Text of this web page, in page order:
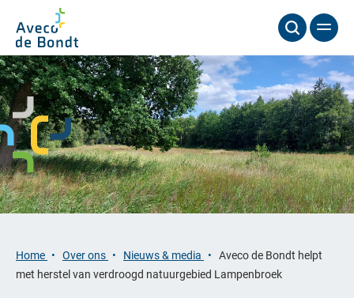
Home Over ons Nieuws & media
Aveco de Bondt helpt
met herstel van verdroogd natuurgebied Lampenbroek